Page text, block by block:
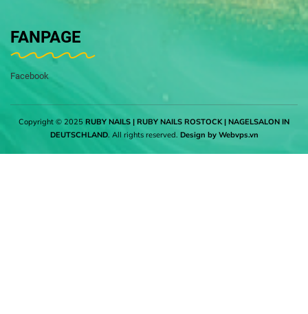
FANPAGE
Facebook
Copyright © 2025 RUBY NAILS | RUBY NAILS ROSTOCK | NAGELSALON IN
DEUTSCHLAND. All rights reserved. Design by Webvps.vn